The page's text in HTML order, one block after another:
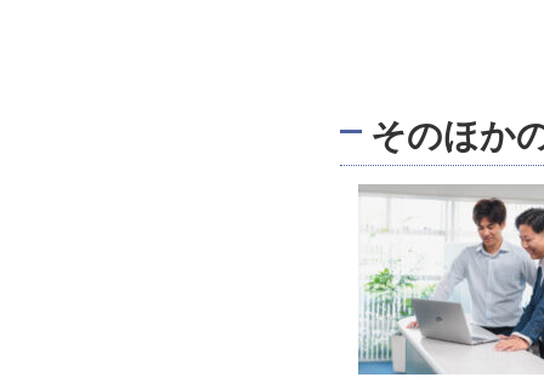
そのほか